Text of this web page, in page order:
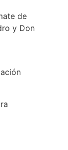
de
y Don